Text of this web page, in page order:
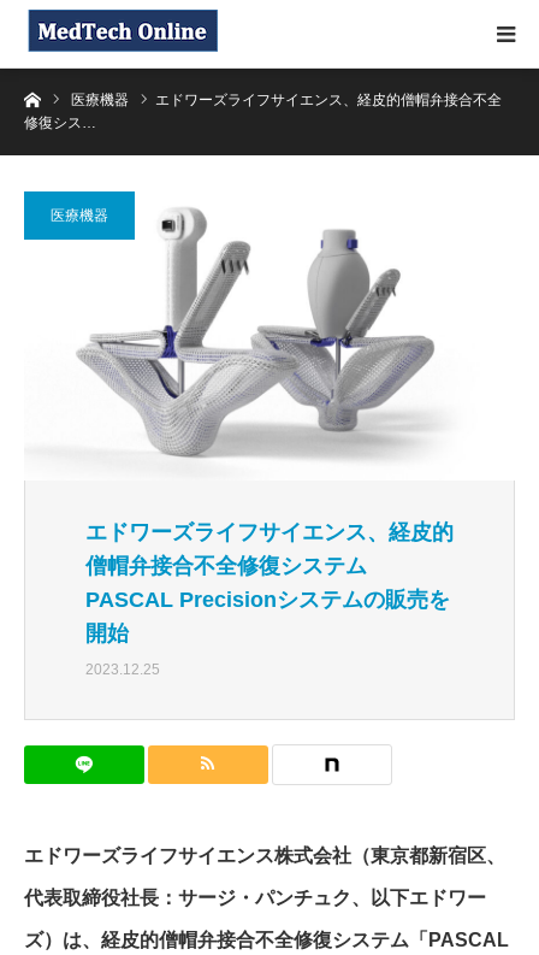
ホーム医療機器
エドワーズライフサイエンス、経皮的僧帽弁接合不全
修復シス…
医療機器
エドワーズライフサイエンス、経皮的
僧帽弁接合不全修復システム
PASCAL Precisionシステムの販売を
開始
2023.12.25
エドワーズライフサイエンス株式会社（東京都新宿区、
代表取締役社長：サージ・パンチュク、以下エドワー
ズ）は、経皮的僧帽弁接合不全修復システム「PASCAL